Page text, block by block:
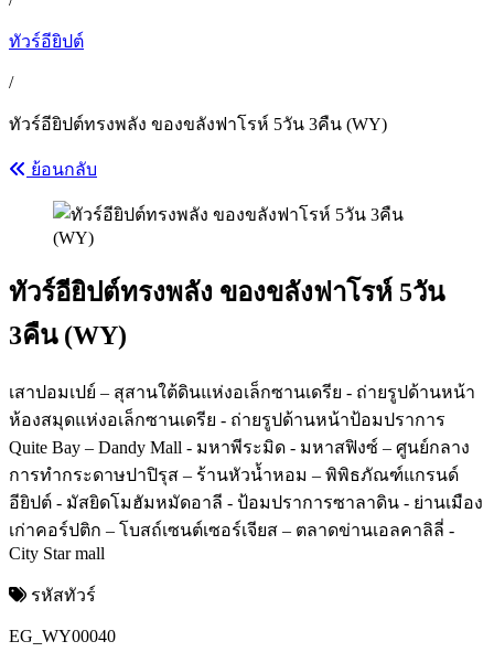
ทัวร์อียิปต์
/
ทัวร์อียิปต์ทรงพลัง ของขลังฟาโรห์ 5วัน 3คืน (WY)
ย้อนกลับ
ทัวร์อียิปต์ทรงพลัง ของขลังฟาโรห์ 5วัน
3คืน (WY)
เสาปอมเปย์ – สุสานใต้ดินแห่งอเล็กซานเดรีย - ถ่ายรูปด้านหน้า
ห้องสมุดแห่งอเล็กซานเดรีย - ถ่ายรูปด้านหน้าป้อมปราการ
Quite Bay – Dandy Mall - มหาพีระมิด - มหาสฟิงซ์ – ศูนย์กลาง
การทำกระดาษปาปิรุส – ร้านหัวน้ำหอม – พิพิธภัณฑ์แกรนด์
อียิปต์ - มัสยิดโมฮัมหมัดอาลี - ป้อมปราการซาลาดิน - ย่านเมือง
เก่าคอร์ปติก – โบสถ์เซนต์เซอร์เจียส – ตลาดข่านเอลคาลิลี่ -
City Star mall
รหัสทัวร์
EG_WY00040